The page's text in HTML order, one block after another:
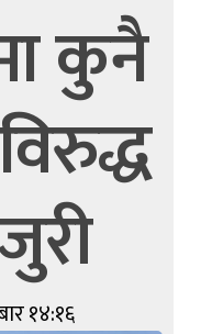
कुनै
१४:१६